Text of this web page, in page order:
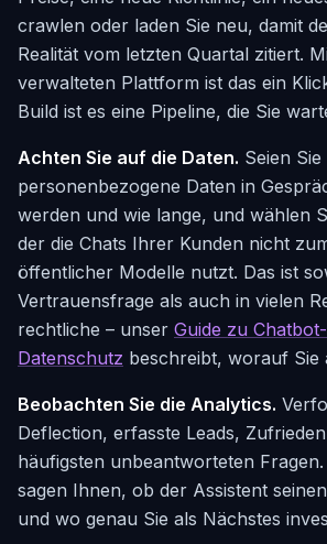
crawlen oder laden Sie neu, damit
Realität vom letzten Quartal zitiert.
verwalteten Plattform ist das ein
Build ist es eine Pipeline, die Sie
Achten Sie auf die Daten. Seien
personenbezogene Daten in
werden und wie lange, und wählen
der die Chats Ihrer Kunden nicht
öffentlicher Modelle nutzt. Das ist
Vertrauensfrage als auch in vielen
rechtliche – unser Guide zu
Datenschutz beschreibt, worauf Sie
Beobachten Sie die Analytics.
Deflection, erfasste Leads,
häufigsten unbeantworteten Fragen.
sagen Ihnen, ob der Assistent
und wo genau Sie als Nächstes